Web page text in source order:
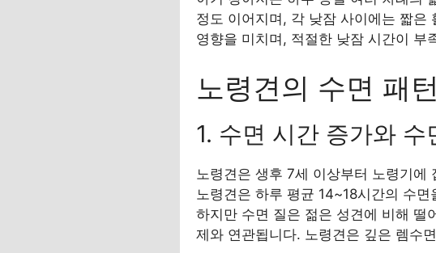
정도 이어지며, 각 낮잠 사이에는 짧은
영향을 미치며, 적절한 낮잠 시간이 부
노령견의 수면 패
1. 수면 시간 증가와 수
노령견은 생후 7세 이상부터 노령기
노령견은 하루 평균 14~18시간의 수
하지만 수면 질은 젊은 성견에 비해 떨
제와 연관됩니다. 노령견은 깊은 렘수